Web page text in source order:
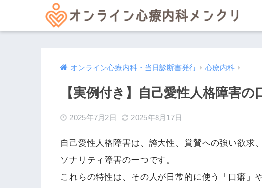
オンライン心療内科・当日診断書発行 心療内科
【実例付き】自己愛性人格障害
2025年7月2日 2025年8月17日
自己愛性人格障害は、誇大性、賞賛への強い欲求
ソナリティ障害の一つです。
これらの特性は、その人が日常的に使う「口癖」